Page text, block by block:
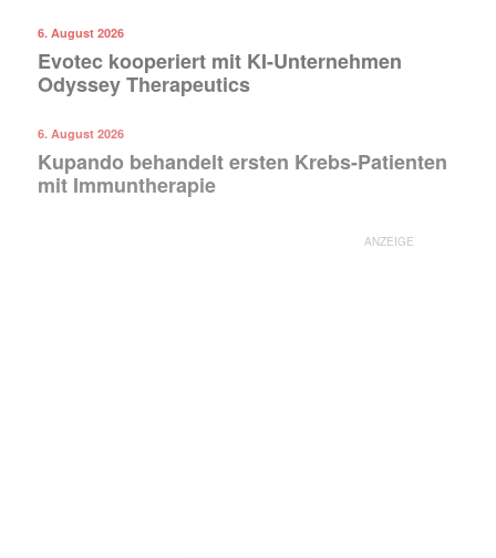
6. August 2026
Evotec kooperiert mit KI-Unternehmen
Odyssey Therapeutics
6. August 2026
Kupando behandelt ersten Krebs-Patienten
mit Immuntherapie
ANZEIGE